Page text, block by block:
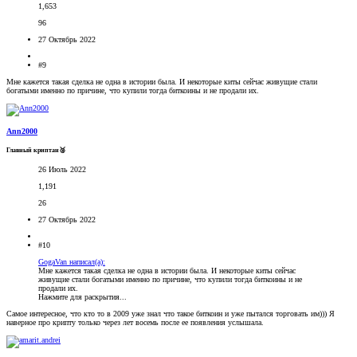
1,653
96
27 Октябрь 2022
#9
Мне кажется такая сделка не одна в истории была. И некоторые киты сейчас живущие стали
богатыми именно по причине, что купили тогда биткоины и не продали их.
Ann2000
Главный криптан🥈
26 Июль 2022
1,191
26
27 Октябрь 2022
#10
GogaVan написал(а):
Мне кажется такая сделка не одна в истории была. И некоторые киты сейчас
живущие стали богатыми именно по причине, что купили тогда биткоины и не
продали их.
Нажмите для раскрытия...
Самое интересное, что кто то в 2009 уже знал что такое биткоин и уже пытался торговать им))) Я
наверное про крипту только через лет восемь после ее появления услышала.